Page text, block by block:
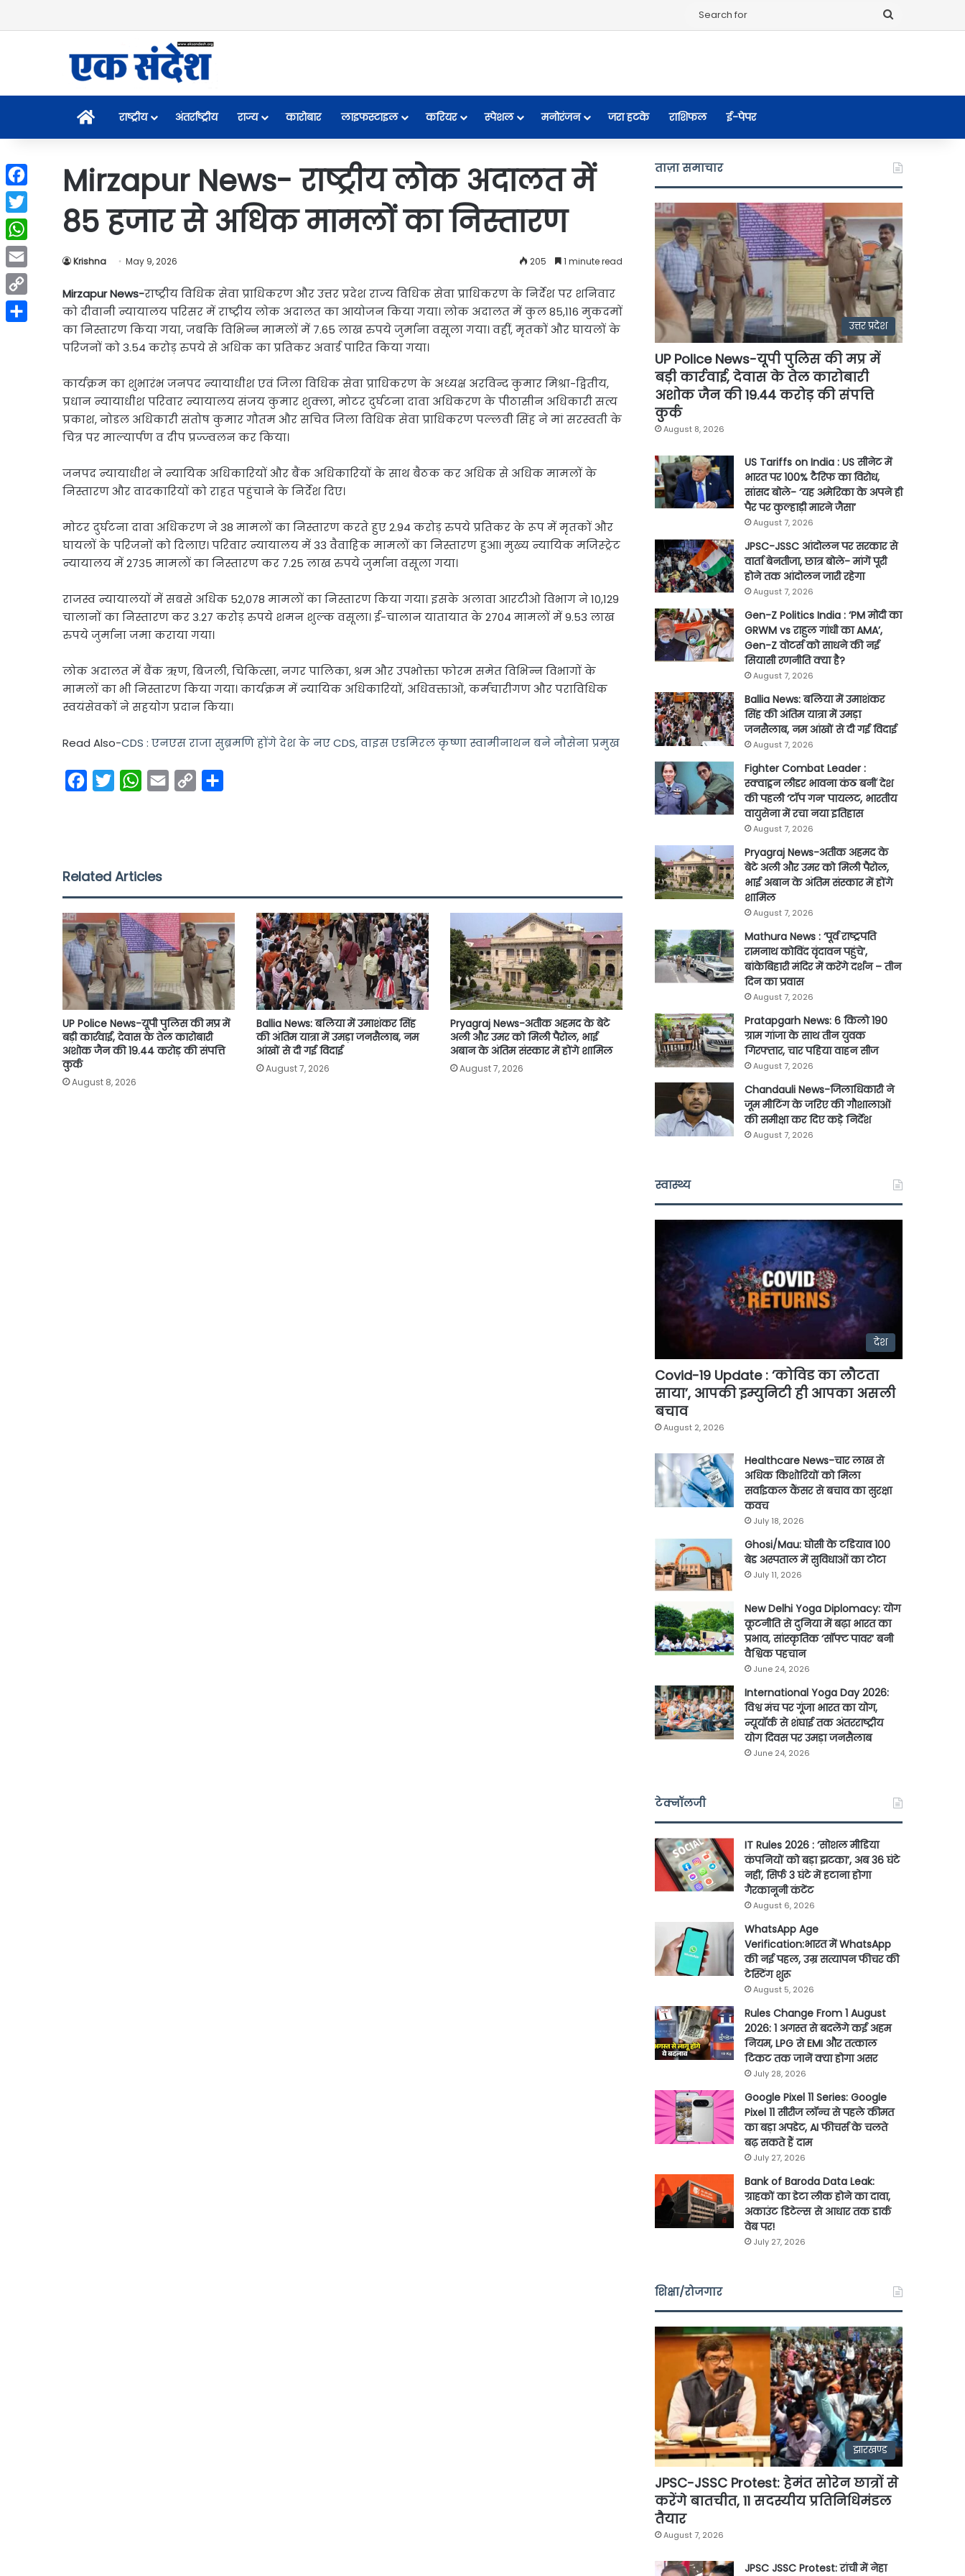
Homeराष्ट्रीय अंतर्राष्ट्रीय राज्य कारोबार लाइफस्टाइल करियर स्पेशल मनोरंजन जरा हटके राशिफल ई-पेपर
Mirzapur News- राष्ट्रीय लोक अदालत में
85 हजार से अधिक मामलों का निस्तारण
Krishna May 9, 2026 205 1 minute read
Mirzapur News-राष्ट्रीय विधिक सेवा प्राधिकरण और उत्तर प्रदेश राज्य विधिक सेवा प्राधिकरण के निर्देश पर शनिवार
को दीवानी न्यायालय परिसर में राष्ट्रीय लोक अदालत का आयोजन किया गया। लोक अदालत में कुल 85,116 मुकदमों
का निस्तारण किया गया, जबकि विभिन्न मामलों में 7.65 लाख रुपये जुर्माना वसूला गया। वहीं, मृतकों और घायलों के
परिजनों को 3.54 करोड़ रुपये से अधिक का प्रतिकर अवार्ड पारित किया गया।
कार्यक्रम का शुभारंभ जनपद न्यायाधीश एवं जिला विधिक सेवा प्राधिकरण के अध्यक्ष अरविन्द कुमार मिश्रा-द्वितीय,
प्रधान न्यायाधीश परिवार न्यायालय संजय कुमार शुक्ला, मोटर दुर्घटना दावा अधिकरण के पीठासीन अधिकारी सत्य
प्रकाश, नोडल अधिकारी संतोष कुमार गौतम और सचिव जिला विधिक सेवा प्राधिकरण पल्लवी सिंह ने मां सरस्वती के
चित्र पर माल्यार्पण व दीप प्रज्ज्वलन कर किया।
जनपद न्यायाधीश ने न्यायिक अधिकारियों और बैंक अधिकारियों के साथ बैठक कर अधिक से अधिक मामलों के
निस्तारण और वादकारियों को राहत पहुंचाने के निर्देश दिए।
मोटर दुर्घटना दावा अधिकरण ने 38 मामलों का निस्तारण करते हुए 2.94 करोड़ रुपये प्रतिकर के रूप में मृतकों और
घायलों के परिजनों को दिलाए। परिवार न्यायालय में 33 वैवाहिक मामलों का निस्तारण हुआ। मुख्य न्यायिक मजिस्ट्रेट
न्यायालय में 2735 मामलों का निस्तारण कर 7.25 लाख रुपये जुर्माना वसूला गया।
राजस्व न्यायालयों में सबसे अधिक 52,078 मामलों का निस्तारण किया गया। इसके अलावा आरटीओ विभाग ने 10,129
चालानों का निस्तारण कर 3.27 करोड़ रुपये शमन शुल्क वसूला। ई-चालान यातायात के 2704 मामलों में 9.53 लाख
रुपये जुर्माना जमा कराया गया।
लोक अदालत में बैंक ऋण, बिजली, चिकित्सा, नगर पालिका, श्रम और उपभोक्ता फोरम समेत विभिन्न विभागों के
मामलों का भी निस्तारण किया गया। कार्यक्रम में न्यायिक अधिकारियों, अधिवक्ताओं, कर्मचारीगण और पराविधिक
स्वयंसेवकों ने सहयोग प्रदान किया।
Read Also-CDS : एनएस राजा सुब्रमणि होंगे देश के नए CDS, वाइस एडमिरल कृष्णा स्वामीनाथन बने नौसेना प्रमुख
o
k
r
W
p
p
n
k
Related Articles
UP Police News-यूपी पुलिस की मप्र में
बड़ी कार्रवाई, देवास के तेल कारोबारी
अशोक जैन की 19.44 करोड़ की संपत्ति
कुर्क
August 8, 2026
Ballia News: बलिया में उमाशंकर सिंह
की अंतिम यात्रा में उमड़ा जनसैलाब, नम
आंखों से दी गई विदाई
August 7, 2026
Pryagraj News-अतीक अहमद के बेटे
अली और उमर को मिली पैरोल, भाई
अबान के अंतिम संस्कार में होंगे शामिल
August 7, 2026
ताज़ा समाचार
उत्तर प्रदेश
UP Police News-यूपी पुलिस की मप्र में
बड़ी कार्रवाई, देवास के तेल कारोबारी
अशोक जैन की 19.44 करोड़ की संपत्ति
कुर्क
August 8, 2026
US Tariffs on India : US सीनेट में
भारत पर 100% टैरिफ का विरोध,
सांसद बोले- ‘यह अमेरिका के अपने ही
पैर पर कुल्हाड़ी मारने जैसा’
August 7, 2026
JPSC-JSSC आंदोलन पर सरकार से
वार्ता बेनतीजा, छात्र बोले- मांगें पूरी
होने तक आंदोलन जारी रहेगा
August 7, 2026
Gen-Z Politics India : ‘PM मोदी का
GRWM vs राहुल गांधी का AMA’,
Gen-Z वोटर्स को साधने की नई
सियासी रणनीति क्या है?
August 7, 2026
Ballia News: बलिया में उमाशंकर
सिंह की अंतिम यात्रा में उमड़ा
जनसैलाब, नम आंखों से दी गई विदाई
August 7, 2026
Fighter Combat Leader :
स्क्वाड्रन लीडर भावना कंठ बनीं देश
की पहली ‘टॉप गन’ पायलट, भारतीय
वायुसेना में रचा नया इतिहास
August 7, 2026
Pryagraj News-अतीक अहमद के
बेटे अली और उमर को मिली पैरोल,
भाई अबान के अंतिम संस्कार में होंगे
शामिल
August 7, 2026
Mathura News : ‘पूर्व राष्ट्रपति
रामनाथ कोविंद वृंदावन पहुंचे’,
बांकेबिहारी मंदिर में करेंगे दर्शन – तीन
दिन का प्रवास
August 7, 2026
Pratapgarh News: 6 किलो 190
ग्राम गांजा के साथ तीन युवक
गिरफ्तार, चार पहिया वाहन सीज
August 7, 2026
Chandauli News-जिलाधिकारी ने
जूम मीटिंग के जरिए की गौशालाओं
की समीक्षा कर दिए कड़े निर्देश
August 7, 2026
स्वास्थ्य
देश
Covid-19 Update : ‘कोविड का लौटता
साया’, आपकी इम्युनिटी ही आपका असली
बचाव
August 2, 2026
Healthcare News-चार लाख से
अधिक किशोरियों को मिला
सर्वाइकल कैंसर से बचाव का सुरक्षा
कवच
July 18, 2026
Ghosi/Mau: घोसी के टडियाव 100
बेड अस्पताल में सुविधाओं का टोटा
July 11, 2026
New Delhi Yoga Diplomacy: योग
कूटनीति से दुनिया में बढ़ा भारत का
प्रभाव, सांस्कृतिक ‘सॉफ्ट पावर’ बनी
वैश्विक पहचान
June 24, 2026
International Yoga Day 2026:
विश्व मंच पर गूंजा भारत का योग,
न्यूयॉर्क से शंघाई तक अंतरराष्ट्रीय
योग दिवस पर उमड़ा जनसैलाब
June 24, 2026
टेक्नॉलजी
IT Rules 2026 : ‘सोशल मीडिया
कंपनियों को बड़ा झटका’, अब 36 घंटे
नहीं, सिर्फ 3 घंटे में हटाना होगा
गैरकानूनी कंटेंट
August 6, 2026
WhatsApp Age
Verification:भारत में WhatsApp
की नई पहल, उम्र सत्यापन फीचर की
टेस्टिंग शुरू
August 5, 2026
Rules Change From 1 August
2026: 1 अगस्त से बदलेंगे कई अहम
नियम, LPG से EMI और तत्काल
टिकट तक जानें क्या होगा असर
July 28, 2026
Google Pixel 11 Series: Google
Pixel 11 सीरीज लॉन्च से पहले कीमत
का बड़ा अपडेट, AI फीचर्स के चलते
बढ़ सकते हैं दाम
July 27, 2026
Bank of Baroda Data Leak:
ग्राहकों का डेटा लीक होने का दावा,
अकाउंट डिटेल्स से आधार तक डार्क
वेब पर!
July 27, 2026
शिक्षा/रोजगार
झारखण्ड
JPSC-JSSC Protest: हेमंत सोरेन छात्रों से
करेंगे बातचीत, 11 सदस्यीय प्रतिनिधिमंडल
तैयार
August 7, 2026
JPSC JSSC Protest: रांची में नेहा
Facebook
Twitter
WhatsApp
Email
Copy
Link